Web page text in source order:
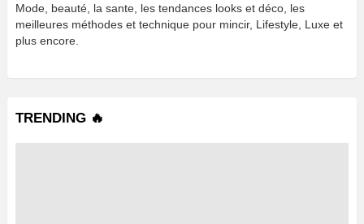
Mode, beauté, la sante, les tendances looks et déco, les
meilleures méthodes et technique pour mincir, Lifestyle, Luxe et
plus encore.
TRENDING 🔥